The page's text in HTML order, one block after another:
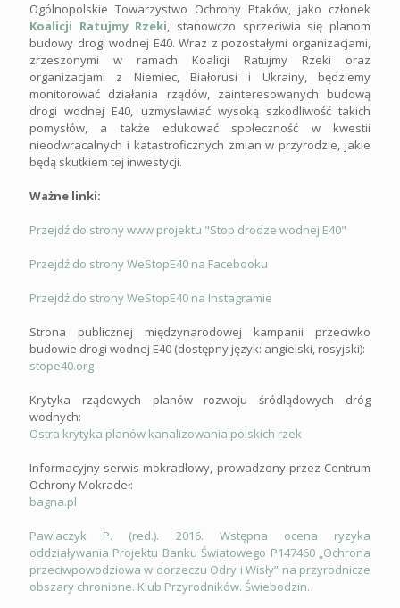
Ogólnopolskie Towarzystwo Ochrony Ptaków, jako członek
Koalicji Ratujmy Rzeki, stanowczo sprzeciwia się planom
budowy drogi wodnej E40. Wraz z pozostałymi organizacjami,
zrzeszonymi w ramach Koalicji Ratujmy Rzeki oraz
organizacjami z Niemiec, Białorusi i Ukrainy, będziemy
monitorować działania rządów, zainteresowanych budową
drogi wodnej E40, uzmysławiać wysoką szkodliwość takich
pomysłów, a także edukować społeczność w kwestii
nieodwracalnych i katastroficznych zmian w przyrodzie, jakie
będą skutkiem tej inwestycji.
Ważne linki:
Przejdź do strony www projektu "Stop drodze wodnej E40"
Przejdź do strony WeStopE40 na Facebooku
Przejdź do strony WeStopE40 na Instagramie
Strona publicznej międzynarodowej kampanii przeciwko
budowie drogi wodnej E40 (dostępny język: angielski, rosyjski):
stope40.org
Krytyka rządowych planów rozwoju śródlądowych dróg
wodnych:
Ostra krytyka planów kanalizowania polskich rzek
Informacyjny serwis mokradłowy, prowadzony przez Centrum
Ochrony Mokradeł:
bagna.pl
Pawlaczyk P. (red.). 2016. Wstępna ocena ryzyka
oddziaływania Projektu Banku Światowego P147460 „Ochrona
przeciwpowodziowa w dorzeczu Odry i Wisły” na przyrodnicze
obszary chronione. Klub Przyrodników. Świebodzin.